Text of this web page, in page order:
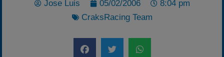
Temporada 2026
Campeonato
Jose Luis 05/02/2006
8:04 pm
CraksRacing Team